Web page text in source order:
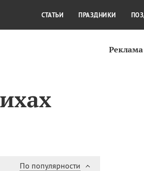
По популярности
КУЛЬТУРА
СТАТЬИ ПРАЗДНИКИ